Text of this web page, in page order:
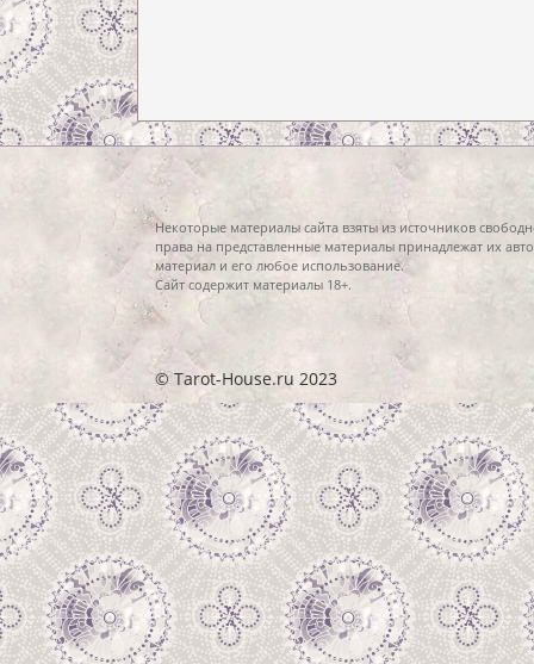
Некоторые материалы сайта взяты из источников
права на представленные материалы принадлежат их
материал и его любое использование.
Сайт содержит материалы 18+.
© Tarot-House.ru 2023